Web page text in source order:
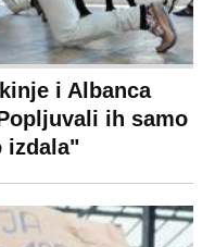
i Albanca
ih samo
izdala"